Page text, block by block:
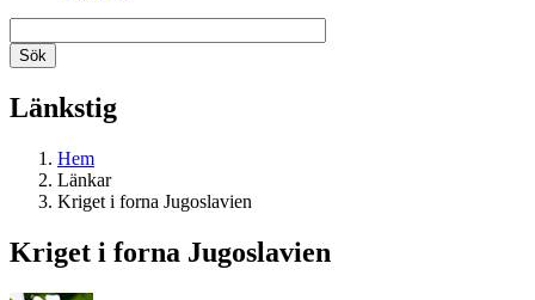
Länkstig
Hem
Länkar
Kriget i forna Jugoslavien
Kriget i forna Jugoslavien